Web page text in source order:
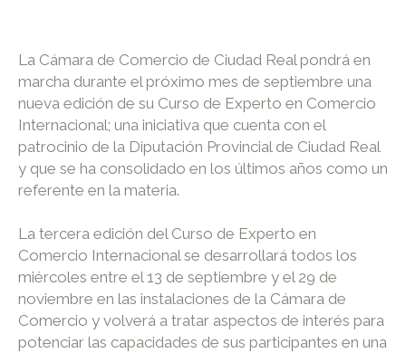
La Cámara de Comercio de Ciudad Real pondrá en
marcha durante el próximo mes de septiembre una
nueva edición de su Curso de Experto en Comercio
Internacional; una iniciativa que cuenta con el
patrocinio de la Diputación Provincial de Ciudad Real
y que se ha consolidado en los últimos años como un
referente en la materia.
La tercera edición del Curso de Experto en
Comercio Internacional se desarrollará todos los
miércoles entre el 13 de septiembre y el 29 de
noviembre en las instalaciones de la Cámara de
Comercio y volverá a tratar aspectos de interés para
potenciar las capacidades de sus participantes en una